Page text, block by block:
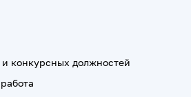
конкурсных должностей